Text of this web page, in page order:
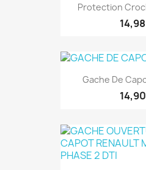
Protection
Gache De